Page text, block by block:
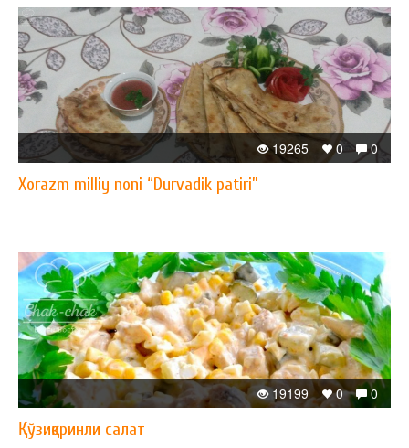
0
0
19265
Xorazm milliy noni “Durvadik patiri”
0
0
19199
Қўзиқоринли салат